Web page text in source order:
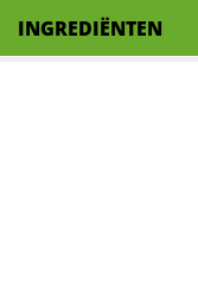
INGREDIËNTEN